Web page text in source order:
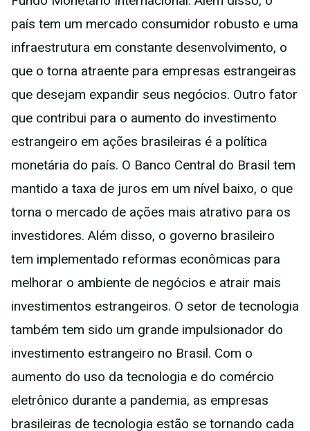
país tem um mercado consumidor robusto e uma
infraestrutura em constante desenvolvimento, o
que o torna atraente para empresas estrangeiras
que desejam expandir seus negócios. Outro fator
que contribui para o aumento do investimento
estrangeiro em ações brasileiras é a política
monetária do país. O Banco Central do Brasil tem
mantido a taxa de juros em um nível baixo, o que
torna o mercado de ações mais atrativo para os
investidores. Além disso, o governo brasileiro
tem implementado reformas econômicas para
melhorar o ambiente de negócios e atrair mais
investimentos estrangeiros. O setor de tecnologia
também tem sido um grande impulsionador do
investimento estrangeiro no Brasil. Com o
aumento do uso da tecnologia e do comércio
eletrônico durante a pandemia, as empresas
brasileiras de tecnologia estão se tornando cada